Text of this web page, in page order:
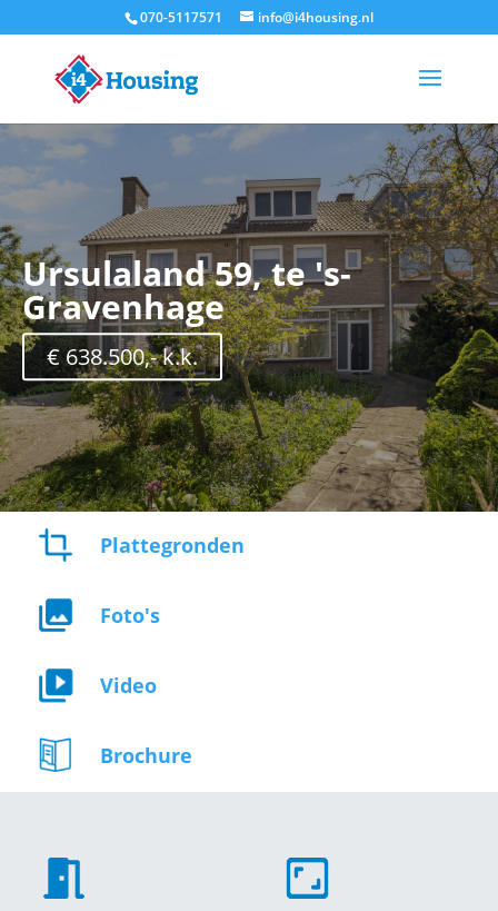
070-5117571 info@i4housing.nl
Ursulaland 59, te 's-
Gravenhage
€ 638.500,- k.k.
Plattegronden
Foto's
Video
Brochure